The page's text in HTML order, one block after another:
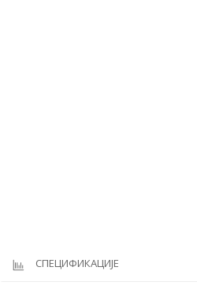
СПЕЦИФИКАЦИЈЕ